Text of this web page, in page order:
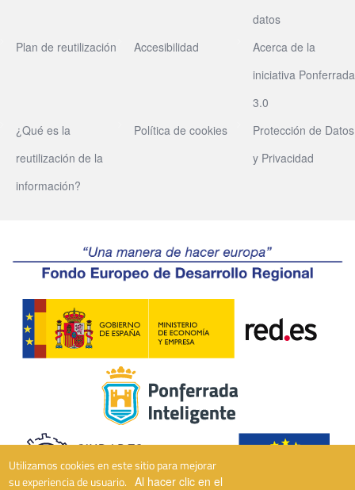
datos
Plan de reutilización
Accesibilidad
Acerca de la
iniciativa Ponferrada
3.0
¿Qué es la
reutilización de la
información?
Política de cookies
Protección de Datos
y Privacidad
Utilizamos cookies en este sitio para mejorar
su experiencia de usuario. Al hacer clic en el